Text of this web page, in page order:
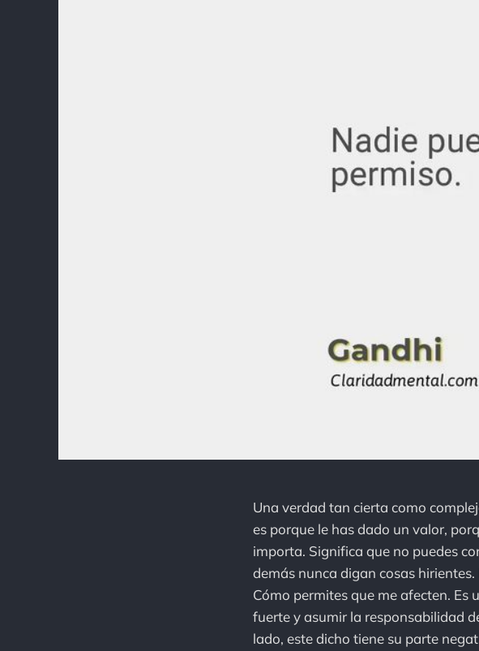
Una verdad tan cierta como
es porque le has dado un valor,
importa. Significa que no puedes
demás nunca digan cosas
Cómo permites que me afecten. Es
fuerte y asumir la responsabilidad
lado, este dicho tiene su parte